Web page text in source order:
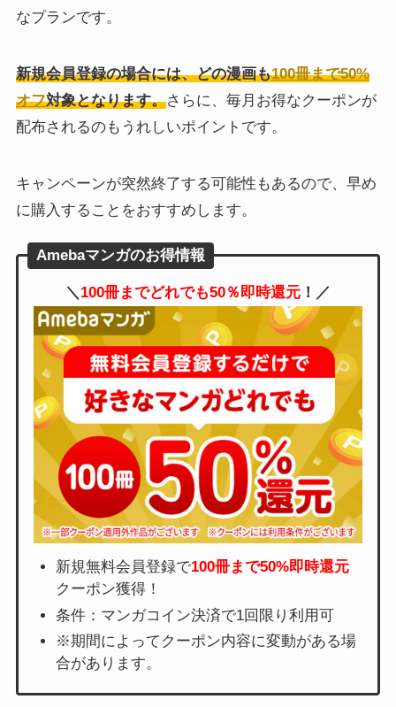
なプランです。
新規会員登録の場合には、どの漫画も100冊まで50%
オフ対象となります。さらに、毎月お得なクーポンが
配布されるのもうれしいポイントです。
キャンペーンが突然終了する可能性もあるので、早め
に購入することをおすすめします。
Amebaマンガのお得情報
＼ 100冊までどれでも50％即時還元 ！／
新規無料会員登録で100冊まで50%即時還元
クーポン獲得！
条件：マンガコイン決済で1回限り利用可
※期間によってクーポン内容に変動がある場
合があります。